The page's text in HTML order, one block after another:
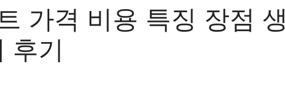
가격 비용 특징 장점 생
후기